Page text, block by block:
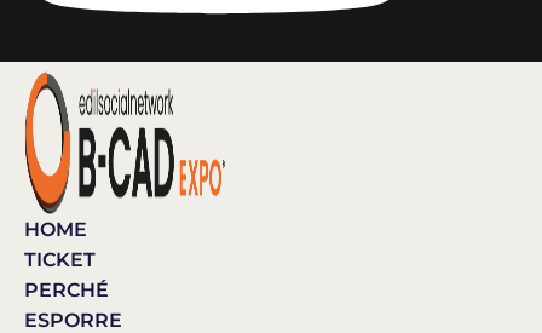
HOME
TICKET
PERCHÉ
ESPORRE